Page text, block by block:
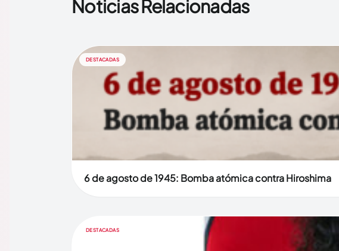
Noticias Relacionadas
DESTACADAS
6 de agosto de 1945: Bomba atómica contra Hiroshima
DESTACADAS